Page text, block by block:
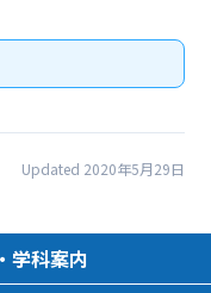
Updated 2020年5月29日
学科案内